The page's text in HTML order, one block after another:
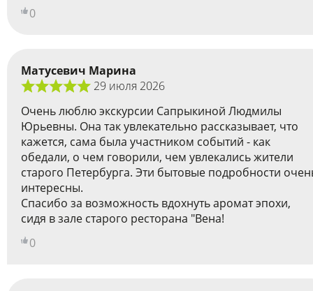
0
Матусевич Марина
29 июля 2026
Очень люблю экскурсии Сапрыкиной Людмилы
Юрьевны. Она так увлекательно рассказывает, что
кажется, сама была участником событий - как
обедали, о чем говорили, чем увлекались жители
старого Петербурга. Эти бытовые подробности
интересны.
Спасибо за возможность вдохнуть аромат эпохи,
сидя в зале старого ресторана "Вена!
0